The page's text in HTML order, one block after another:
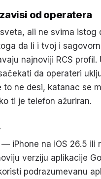
od operatera
ali ne svima istog
da li i tvoj i
najnoviji RCS profil.
da operateri
to ne desi, katanac se
ti je telefon ažuriran.
iPhone na iOS 26.5 ili
verziju aplikacije
podrazumevanu